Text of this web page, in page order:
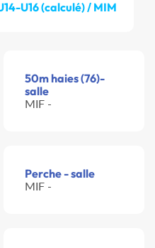
U16 (calculé) / MIM
50m haies (76)-
salle
MIF -
Perche - salle
MIF -